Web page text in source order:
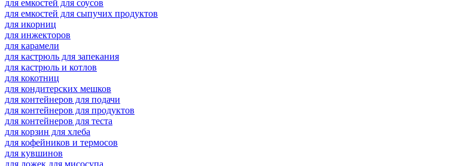
для емкостей для соусов
для емкостей для сыпучих продуктов
для икорниц
для инжекторов
для карамели
для кастрюль для запекания
для кастрюль и котлов
для кокотниц
для кондитерских мешков
для контейнеров для подачи
для контейнеров для продуктов
для контейнеров для теста
для корзин для хлеба
для кофейников и термосов
для кувшинов
для ложек для мисосупа